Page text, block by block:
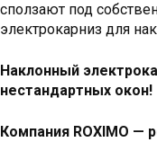
сползают под
электрокарниз для
Наклонный
нестандартных окон!
Компания ROXIMO —